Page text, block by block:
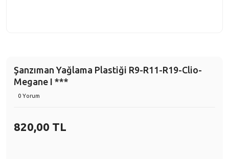
Şanzıman Yağlama Plastiği R9-R11-R19-Clio-
Megane I ***
0 Yorum
820,00 TL